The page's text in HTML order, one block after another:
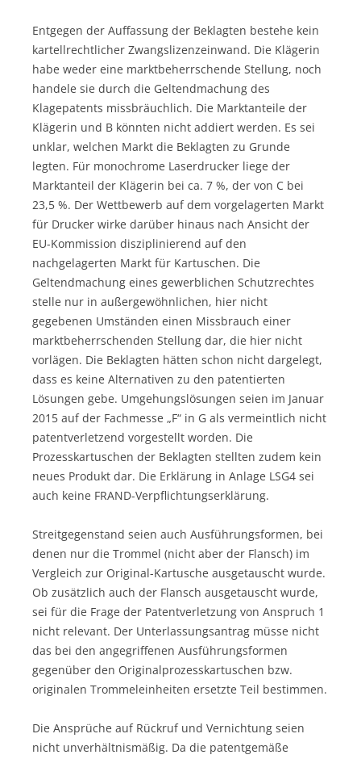
Entgegen der Auffassung der Beklagten bestehe kein
kartellrechtlicher Zwangslizenzeinwand. Die Klägerin
habe weder eine marktbeherrschende Stellung, noch
handele sie durch die Geltendmachung des
Klagepatents missbräuchlich. Die Marktanteile der
Klägerin und B könnten nicht addiert werden. Es sei
unklar, welchen Markt die Beklagten zu Grunde
legten. Für monochrome Laserdrucker liege der
Marktanteil der Klägerin bei ca. 7 %, der von C bei
23,5 %. Der Wettbewerb auf dem vorgelagerten Markt
für Drucker wirke darüber hinaus nach Ansicht der
EU-Kommission disziplinierend auf den
nachgelagerten Markt für Kartuschen. Die
Geltendmachung eines gewerblichen Schutzrechtes
stelle nur in außergewöhnlichen, hier nicht
gegebenen Umständen einen Missbrauch einer
marktbeherrschenden Stellung dar, die hier nicht
vorlägen. Die Beklagten hätten schon nicht dargelegt,
dass es keine Alternativen zu den patentierten
Lösungen gebe. Umgehungslösungen seien im Januar
2015 auf der Fachmesse „F“ in G als vermeintlich nicht
patentverletzend vorgestellt worden. Die
Prozesskartuschen der Beklagten stellten zudem kein
neues Produkt dar. Die Erklärung in Anlage LSG4 sei
auch keine FRAND-Verpflichtungserklärung.
Streitgegenstand seien auch Ausführungsformen, bei
denen nur die Trommel (nicht aber der Flansch) im
Vergleich zur Original-Kartusche ausgetauscht wurde.
Ob zusätzlich auch der Flansch ausgetauscht wurde,
sei für die Frage der Patentverletzung von Anspruch 1
nicht relevant. Der Unterlassungsantrag müsse nicht
das bei den angegriffenen Ausführungsformen
gegenüber den Originalprozesskartuschen bzw.
originalen Trommeleinheiten ersetzte Teil bestimmen.
Die Ansprüche auf Rückruf und Vernichtung seien
nicht unverhältnismäßig. Da die patentgemäße